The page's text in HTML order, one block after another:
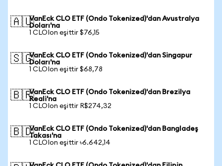
🇦🇺VanEck CLO ETF (Ondo Tokenized)'dan Avustralya
Doları'na
1 CLOIon eşittir $76,15
🇸🇬VanEck CLO ETF (Ondo Tokenized)'dan Singapur
Doları'na
1 CLOIon eşittir $68,78
🇧🇷VanEck CLO ETF (Ondo Tokenized)'dan Brezilya
Reali'na
1 CLOIon eşittir R$274,32
🇧🇩VanEck CLO ETF (Ondo Tokenized)'dan Bangladeş
Takası'na
1 CLOIon eşittir ৳6.642,14